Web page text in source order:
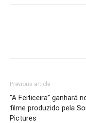
Previous article
”A Feiticeira” ganhará
filme produzido pela
Pictures